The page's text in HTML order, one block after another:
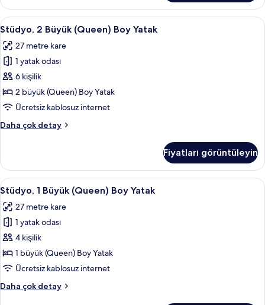
görün
Büyük
(King)
Boy
hakkında
daha
fazla
detay
Stüdyo,
2
Büyük
(Queen)
Boy
Yatak
için
fotoğrafları
Stüdyo, 2 Büyük (Queen) Boy Yatak
5
Stüdyo, 2 Büyük (Queen) Boy Yatak
27 metre kare
1 yatak odası
6 kişilik
2 büyük (Queen) Boy Yatak
Ücretsiz kablosuz internet
Daha çok detay
Stüdyo,
Boy
Yatak
hakkında
fazla
detay
Fiyatları görüntüleyin
Stüdyo,
1
Büyük
(Queen)
Boy
Yatak
için
fotoğrafları
Anti alerjik yatak takımı, odada kasa,
6
Stüdyo, 1 Büyük (Queen) Boy Yatak
27 metre kare
1 yatak odası
4 kişilik
1 büyük (Queen) Boy Yatak
Ücretsiz kablosuz internet
Daha çok detay
Stüdyo,